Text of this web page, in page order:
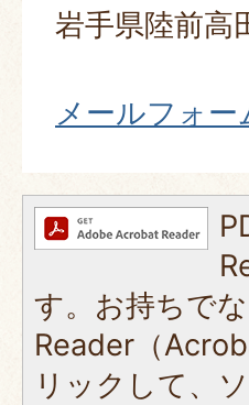
岩手県陸前高
メールフォ
す。お持ちで
Reader（
リックして、